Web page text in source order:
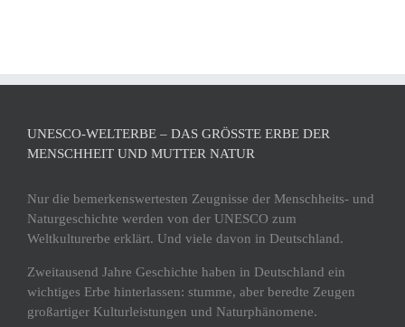
UNESCO-WELTERBE – DAS GRÖSSTE ERBE DER M
ENSCHHEIT UND MUTTER NATUR
Nur die bemerkenswertesten Zeugnisse der Menschheits- und
Naturgeschichte werden von der UNESCO zum
Weltkulturerbe erklärt. Und viele davon in Deutschland.
Zweitausend Jahre Geschichte haben in Deutschland ein
wichtiges Erbe hinterlassen: stumme, aber beredte Zeugen
großartiger Kulturleistungen und Naturphänomene.